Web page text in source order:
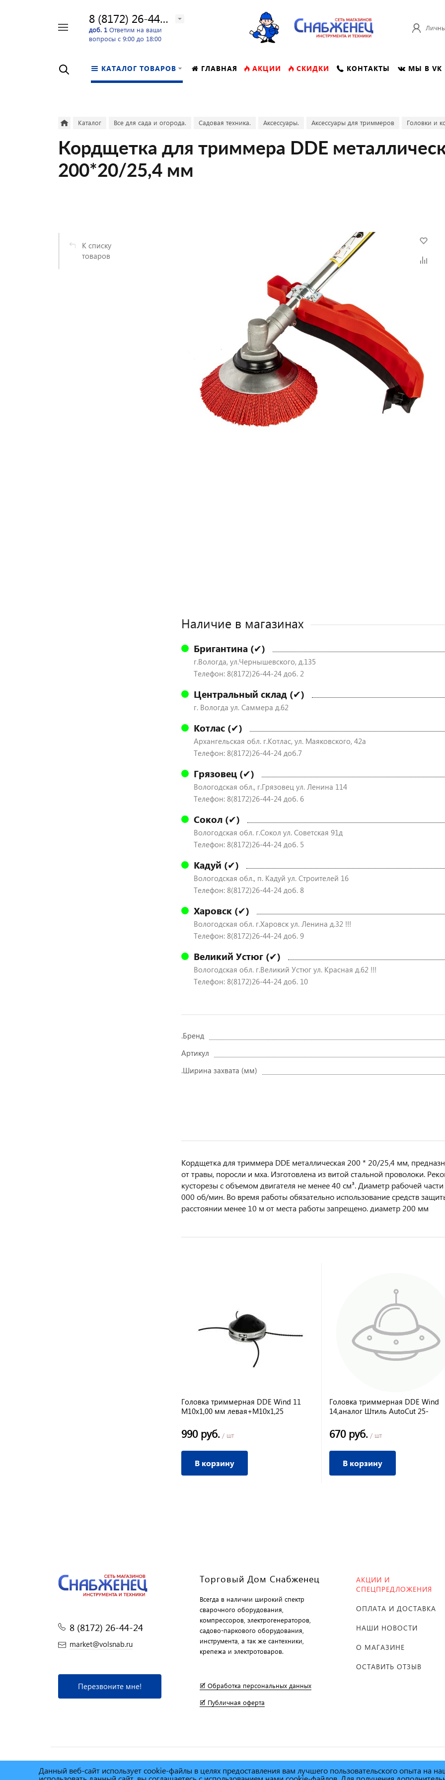
8 (8172) 26-44-24
доб. 1 Ответим на ваши
вопросы с 9:00 до 18:00
КАТАЛОГ ТОВАРОВ ГЛАВНАЯ АКЦИИ СКИДКИ КОНТАКТЫ МЫ В VK
Каталог Все для сада и огорода. Садовая техника. Аксессуары. Аксессуары для триммеров Головки и
Кордщетка для триммера DDE
200*20/25,4 мм
К списку
товаров
Наличие в магазинах
Бригантина (✔)
г.Вологда, ул.Чернышевского, д.135
Телефон: 8(8172)26-44-24 доб. 2
Центральный склад (✔)
г. Вологда ул. Саммера д.62
Котлас (✔)
Архангельская обл. г.Котлас, ул. Маяковского, 42а
Телефон: 8(8172)26-44-24 доб.7
Грязовец (✔)
Вологодская обл., г.Грязовец ул. Ленина 114
Телефон: 8(8172)26-44-24 доб. 6
Сокол (✔)
Вологодская обл. г.Сокол ул. Советская 91д
Телефон: 8(8172)26-44-24 доб. 5
Кадуй (✔)
Вологодская обл., п. Кадуй ул. Строителей 16
Телефон: 8(8172)26-44-24 доб. 8
Харовск (✔)
Вологодская обл. г.Харовск ул. Ленина д.32 !!!
Телефон: 8(8172)26-44-24 доб. 9
Великий Устюг (✔)
Вологодская обл. г.Великий Устюг ул. Красная д.62 !!!
Телефон: 8(8172)26-44-24 доб. 10
.Бренд
Артикул
.Ширина захвата (мм)
Кордщетка для триммера DDE металлическая 200 * 20/25,4 мм,
от травы, поросли и мха. Изготовлена из витой стальной проволоки.
кусторезы с объемом двигателя не менее 40 см³. Диаметр рабочей
000 об/мин. Во время работы обязательно использование средств
расстоянии менее 10 м от места работы запрещено. диаметр 200 мм
Головка триммерная DDE Wind 11
М10х1,00 мм левая+М10х1,25
990 руб. / шт
В корзину
Головка триммерная DDE Wind
14,аналог Штиль AutoCut 25-
670 руб. / шт
В корзину
8 (8172) 26-44-24
market@volsnab.ru
Перезвоните мне!
Торговый Дом Снабженец
Всегда в наличии широкий спектр
сварочного оборудования,
компрессоров, электрогенераторов,
садово-паркового оборудования,
инструмента, а так же сантехники,
крепежа и электротоваров.
🗹 Обработка персональных данных
🗹 Публичная оферта
АКЦИИ И
СПЕЦПРЕДЛОЖЕНИЯ
ОПЛАТА И ДОСТАВКА
НАШИ НОВОСТИ
О МАГАЗИНЕ
ОСТАВИТЬ ОТЗЫВ
© Сеть магазинов инструмента и техники "Торговый дом Снабженец" 1995г. -
Данный веб-сайт использует cookie-файлы в целях предоставления вам лучшего пользовательского опыта на